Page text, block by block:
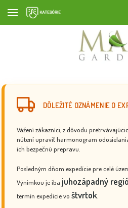
DÔLEŽITÉ OZNÁMENIE O
Vážení zákazníci, z dôvodu
nútení upraviť harmonogram
ich bezpečnú prepravu.
Posledným dňom expedície pre celé
Výnimkou je iba juhozápadný
termín expedície vo štvrtok